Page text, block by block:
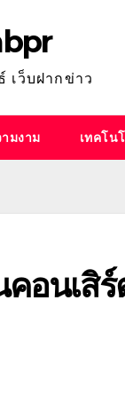
เว็บฝากข่าว
มงาม เทคโน
อนเสิ